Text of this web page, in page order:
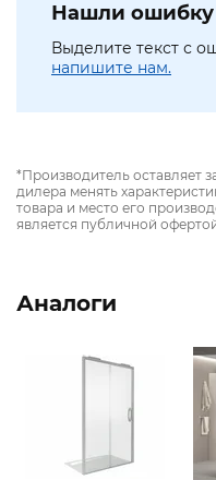
Нашли ошибку
Выделите текст с
напишите нам.
*Производитель оставляет
дилера менять
товара и место его
является публичной
Аналоги